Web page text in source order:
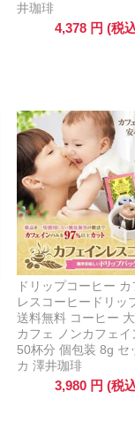
井珈琲
4,378 円 (税
ドリップコーヒー
レスコーヒードリッ
送料無料 コーヒー
カフェ ノンカフェイ
50杯分 個包装 8g セ
カ 澤井珈琲
3,980 円 (税